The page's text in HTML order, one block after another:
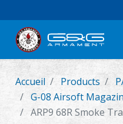
Nouveautés
FUSIL AIRSOFT
Accueil Products
G-08 Airsoft
ARP9 68R Smoke